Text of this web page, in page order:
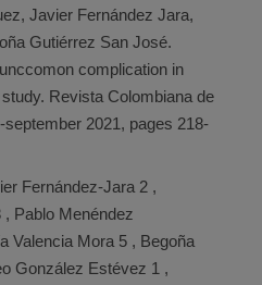
Javier Fernández Jara,
Gutiérrez San José.
complication in
Revista Colombiana de
2021, pages 218-
Fernández-Jara 2 ,
Pablo Menéndez
Valencia Mora 5 , Begoña
González Estévez 1 ,